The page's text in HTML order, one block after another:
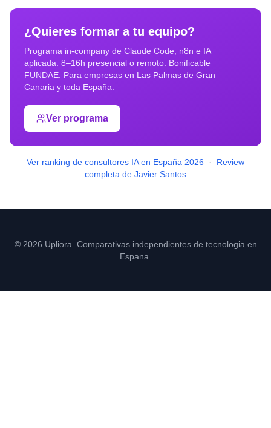
¿Quieres formar a tu equipo?
Programa in-company de Claude Code, n8n e IA
aplicada. 8–16h presencial o remoto. Bonificable
FUNDAE. Para empresas en Las Palmas de Gran
Canaria y toda España.
Ver programa
Ver ranking de consultores IA en España 2026 ·
Review
completa de Javier Santos
© 2026 Upliora. Comparativas independientes de tecnologia en
Espana.